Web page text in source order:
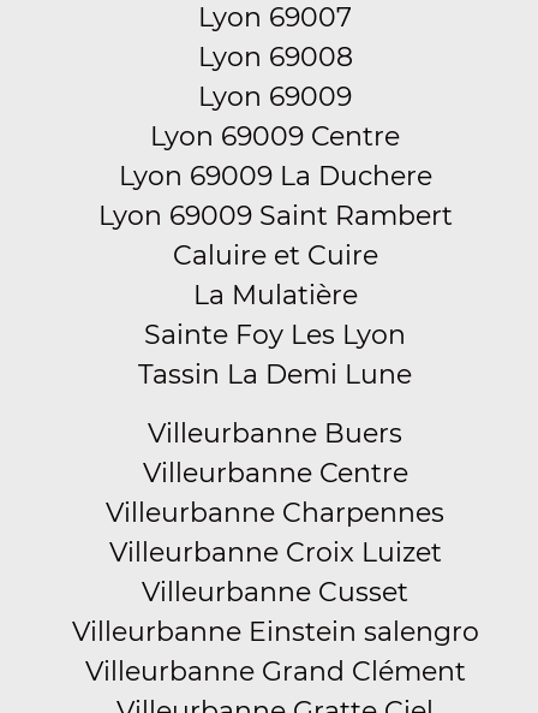
Lyon 69007
Lyon 69008
Lyon 69009
Lyon 69009 Centre
Lyon 69009 La Duchere
Lyon 69009 Saint Rambert
Caluire et Cuire
La Mulatière
Sainte Foy Les Lyon
Tassin La Demi Lune
Villeurbanne Buers
Villeurbanne Centre
Villeurbanne Charpennes
Villeurbanne Croix Luizet
Villeurbanne Cusset
Villeurbanne Einstein salengro
Villeurbanne Grand Clément